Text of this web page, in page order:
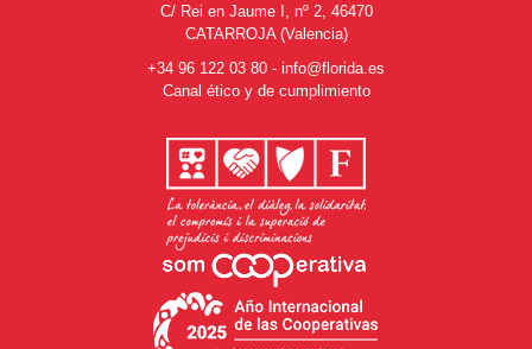
C/ Rei en Jaume I, nº 2, 46470
CATARROJA (Valencia)
+34 96 122 03 80 - info@florida.es
Canal ético y de cumplimiento